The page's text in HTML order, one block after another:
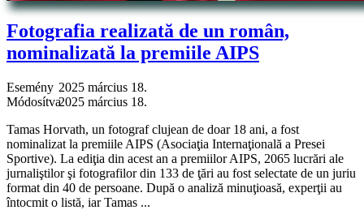
Fotografia realizată de un român,
nominalizată la premiile AIPS
Esemény 2025 március 18.
Módosítva2025 március 18.
Tamas Horvath, un fotograf clujean de doar 18 ani, a fost
nominalizat la premiile AIPS (Asociaţia Internaţională a Presei
Sportive). La ediţia din acest an a premiilor AIPS, 2065 lucrări ale
jurnaliştilor şi fotografilor din 133 de ţări au fost selectate de un juriu
format din 40 de persoane. După o analiză minuţioasă, experţii au
întocmit o listă, iar Tamas ...